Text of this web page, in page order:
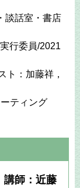
話室・書店
行委員/2021
：加藤祥，
ティング
師：近藤